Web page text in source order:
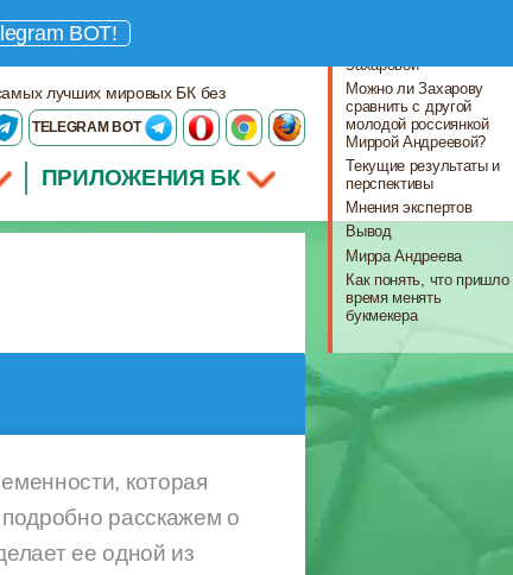
BOT!
лучших мировых БК без
TELEGRAM BOT
ПРИЛОЖЕНИЯ БК
которая
расскажем о
ее одной из
Захаровой
Можно ли Захарову
сравнить с другой
молодой россиянкой
Миррой Андреевой?
Текущие результаты и
перспективы
Мнения экспертов
Вывод
Мирра Андреева
Как понять, что пришло
время менять
букмекера